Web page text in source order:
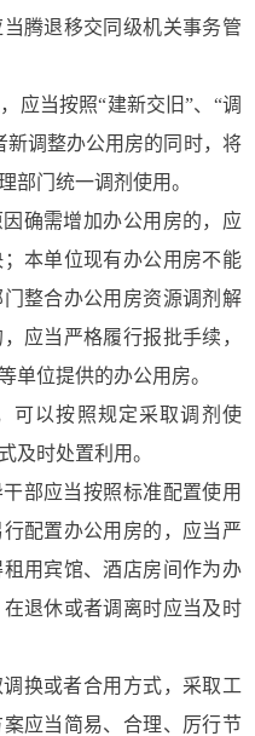
腾退移交同级机关事务管
应当按照“建新交旧”、“调
新调整办公用房的同时，将
部门统一调剂使用。
确需增加办公用房的，应
本单位现有办公用房不能
整合办公用房资源调剂解
应当严格履行报批手续，
单位提供的办公用房。
可以按照规定采取调剂使
及时处置利用。
部应当按照标准配置使用
配置办公用房的，应当严
用宾馆、酒店房间作为办
退休或者调离时应当及时
换或者合用方式，采取工
应当简易、合理、厉行节